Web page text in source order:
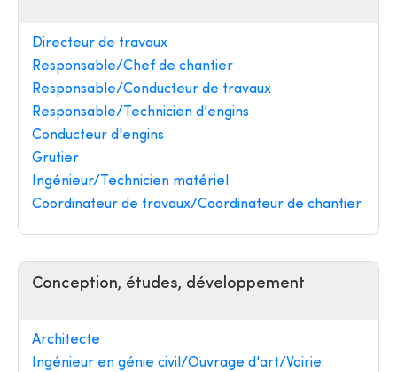
Directeur de travaux
Responsable/Chef de chantier
Responsable/Conducteur de travaux
Responsable/Technicien d'engins
Conducteur d'engins
Grutier
Ingénieur/Technicien matériel
Coordinateur de travaux/Coordinateur de chantier
Conception, études, développement
Architecte
Ingénieur en génie civil/Ouvrage d'art/Voirie